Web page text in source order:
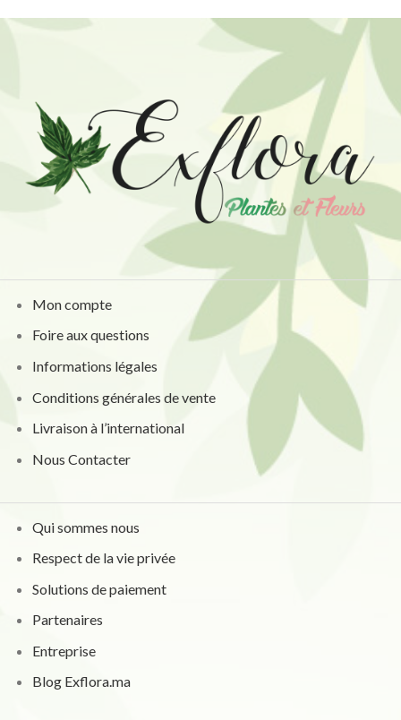
Mon compte
Foire aux questions
Informations légales
Conditions générales de vente
Livraison à l’international
Nous Contacter
Qui sommes nous
Respect de la vie privée
Solutions de paiement
Partenaires
Entreprise
Blog Exflora.ma